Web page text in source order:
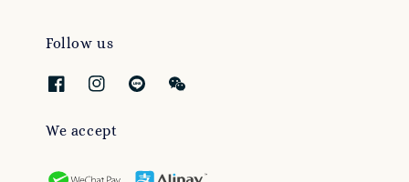
Follow us
We accept